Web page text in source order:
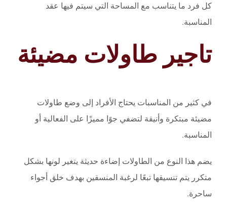
كل فرد ما يتناسب مع المساحة التي سيتم فيها عقد
المناسبة.
تاجير طاولات مضيئة
في كثير من المناسبات يحتاج الأفراد إلى وضع طاولات
مضيئة مبتكرة وأنيقة لتضفي جوًا مميزًا على الفعالية أو
المناسبة.
يضم هذا النوع من الطاولات إضاءة حديثة يتغير لونها بشكل
متكرر يتم تنسيقها تبعًا لرغبة المنسقين بهدف خلق أجواء
ساحرة.